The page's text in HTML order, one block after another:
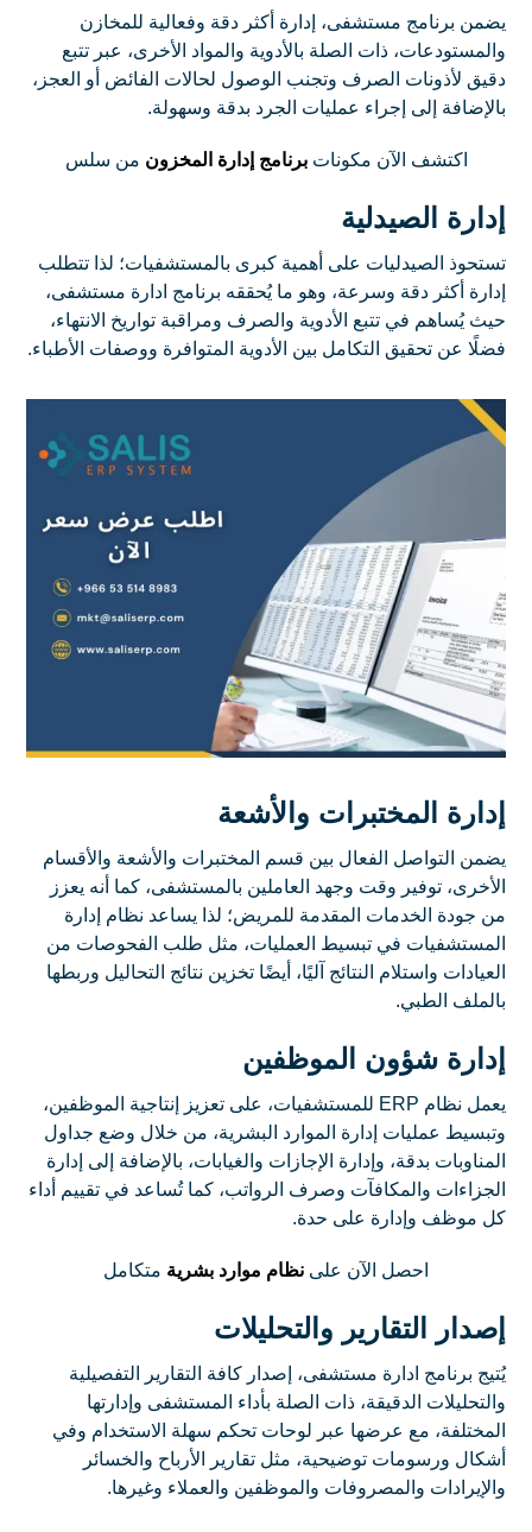
يضمن برنامج مستشفى، إدارة أكثر دقة وفعالية للمخازن
والمستودعات، ذات الصلة بالأدوية والمواد الأخرى، عبر تتبع
دقيق لأذونات الصرف وتجنب الوصول لحالات الفائض أو العجز،
بالإضافة إلى إجراء عمليات الجرد بدقة وسهولة.
اكتشف الآن مكوناتبرنامج إدارة المخزون من سلس
إدارة الصيدلية
تستحوذ الصيدليات على أهمية كبرى بالمستشفيات؛ لذا تتطلب
إدارة أكثر دقة وسرعة، وهو ما يُحققه برنامج ادارة مستشفى،
حيث يُساهم في تتبع الأدوية والصرف ومراقبة تواريخ الانتهاء،
فضلًا عن تحقيق التكامل بين الأدوية المتوافرة ووصفات الأطباء.
إدارة المختبرات والأشعة
يضمن التواصل الفعال بين قسم المختبرات والأشعة والأقسام
الأخرى، توفير وقت وجهد العاملين بالمستشفى، كما أنه يعزز
من جودة الخدمات المقدمة للمريض؛ لذا يساعد نظام إدارة
المستشفيات في تبسيط العمليات، مثل طلب الفحوصات من
العيادات واستلام النتائج آليًا، أيضًا تخزين نتائج التحاليل وربطها
بالملف الطبي.
إدارة شؤون الموظفين
يعمل نظام ERP للمستشفيات، على تعزيز إنتاجية الموظفين،
وتبسيط عمليات إدارة الموارد البشرية، من خلال وضع جداول
المناوبات بدقة، وإدارة الإجازات والغيابات، بالإضافة إلى إدارة
الجزاءات والمكافآت وصرف الرواتب، كما تُساعد في تقييم أداء
كل موظف وإدارة على حدة.
احصل الآن على نظام موارد بشرية متكامل
إصدار التقارير والتحليلات
يُتيج برنامج ادارة مستشفى، إصدار كافة التقارير التفصيلية
والتحليلات الدقيقة، ذات الصلة بأداء المستشفى وإدارتها
المختلفة، مع عرضها عبر لوحات تحكم سهلة الاستخدام وفي
أشكال ورسومات توضيحية، مثل تقارير الأرباح والخسائر
والإيرادات والمصروفات والموظفين والعملاء وغيرها.